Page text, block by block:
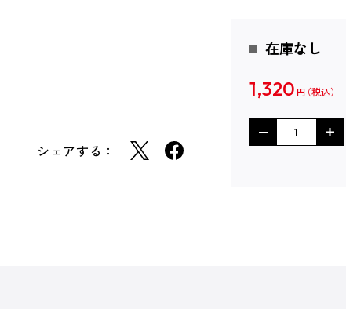
シェアする：
在庫なし
1,320 円